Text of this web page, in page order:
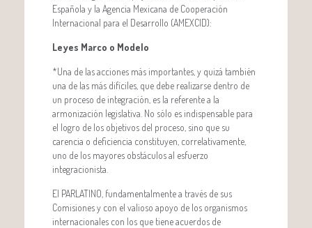
Española y la Agencia Mexicana de Cooperación
Internacional para el Desarrollo (AMEXCID):
Leyes Marco o Modelo
*Una de las acciones más importantes, y quizá también
una de las más difíciles, que debe realizarse dentro de
un proceso de integración, es la referente a la
armonización legislativa. No sólo es indispensable para
el logro de los objetivos del proceso, sino que su
carencia o deficiencia constituyen, correlativamente,
uno de los mayores obstáculos al esfuerzo
integracionista.
El PARLATINO, fundamentalmente a través de sus
Comisiones y con el valioso apoyo de los organismos
internacionales con los que tiene acuerdos de